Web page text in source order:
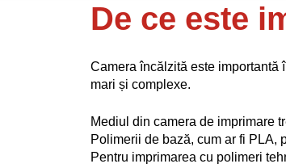
De ce este
Camera încălzită este importantă
mari și complexe.
Mediul din camera de imprimare
Polimerii de bază, cum ar fi PLA,
Pentru imprimarea cu polimeri